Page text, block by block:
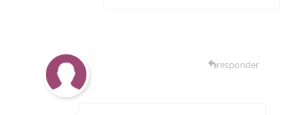
responder